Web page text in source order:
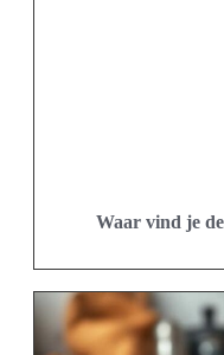
Waar vind je